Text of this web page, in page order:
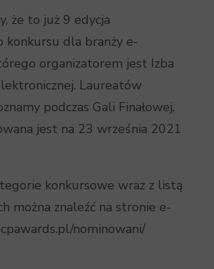
że to już 9 edycja
konkursu dla branży e-
organizatorem jest Izba
Laureatów
podczas Gali Finałowej,
jest na 23 września 2021
konkursowe wraz z listą
można znaleźć na stronie e-
nominowani/